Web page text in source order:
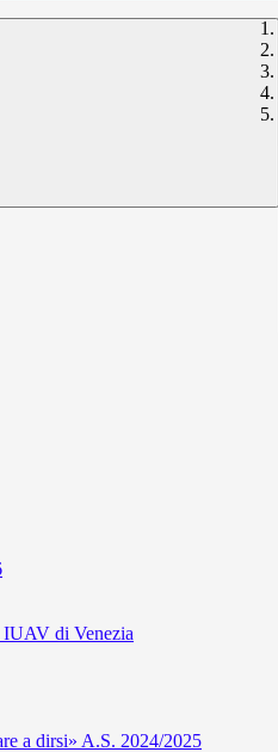
di Venezia
a dirsi» A.S. 2024/2025